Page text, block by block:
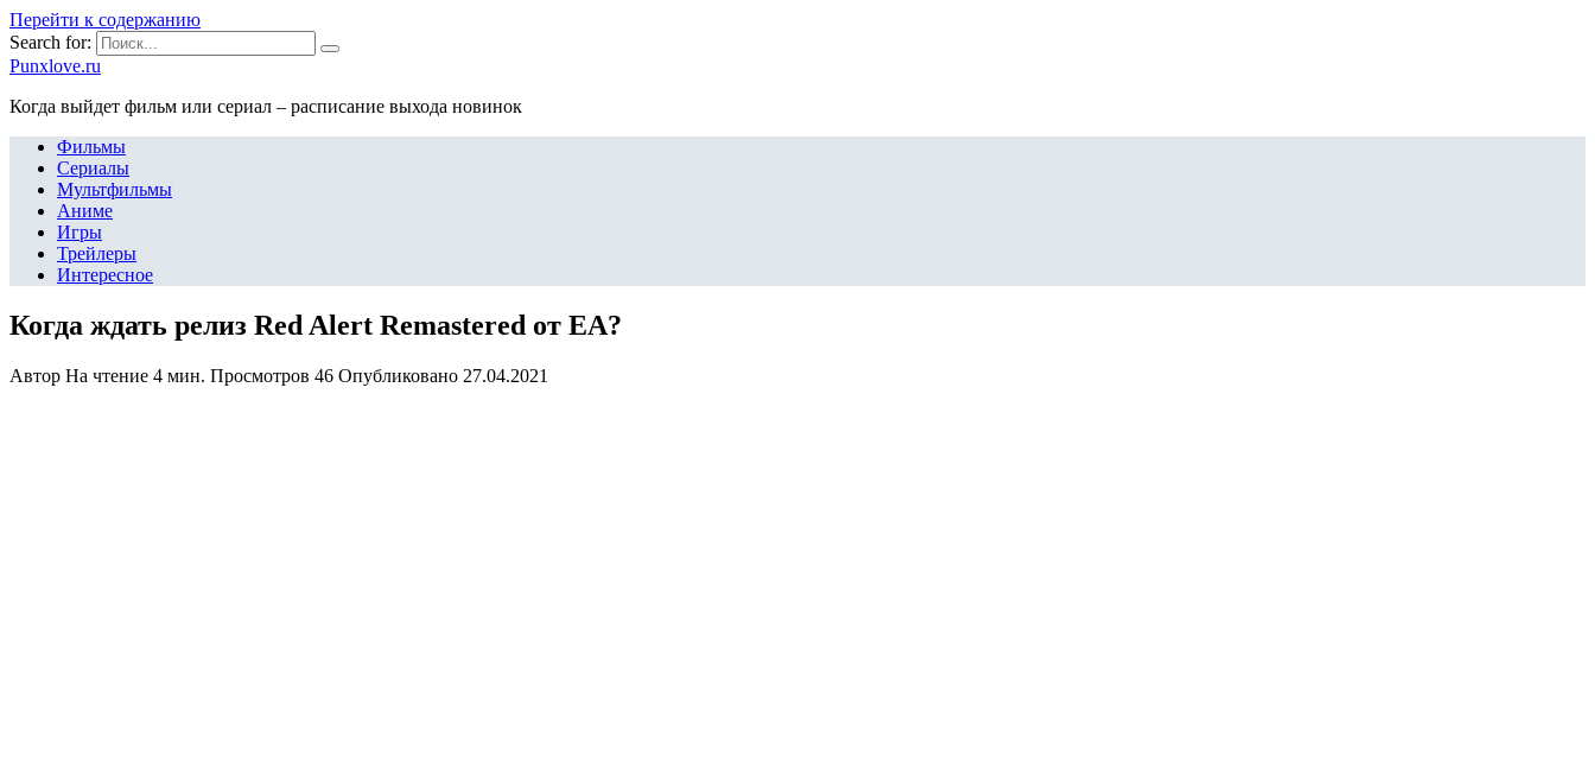
Перейти к содержанию
Search for:
Punxlove.ru
Когда выйдет фильм или сериал – расписание выхода новинок
Фильмы
Сериалы
Мультфильмы
Аниме
Игры
Трейлеры
Интересное
Когда ждать релиз Red Alert Remastered от EA?
Автор На чтение 4 мин. Просмотров 46 Опубликовано 27.04.2021